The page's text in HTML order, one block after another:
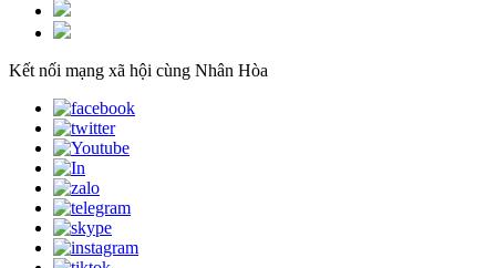
Kết nối mạng xã hội cùng Nhân Hòa